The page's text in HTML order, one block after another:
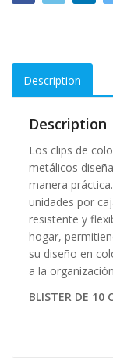
Description
Description
Los clips de
metálicos
manera
unidades por
resistente y
hogar,
su diseño en
a la
BLISTER DE 10